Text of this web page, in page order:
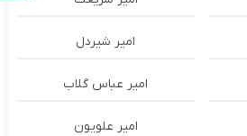
امیر شیردل
امیر عباس گلاب
امیر علویون